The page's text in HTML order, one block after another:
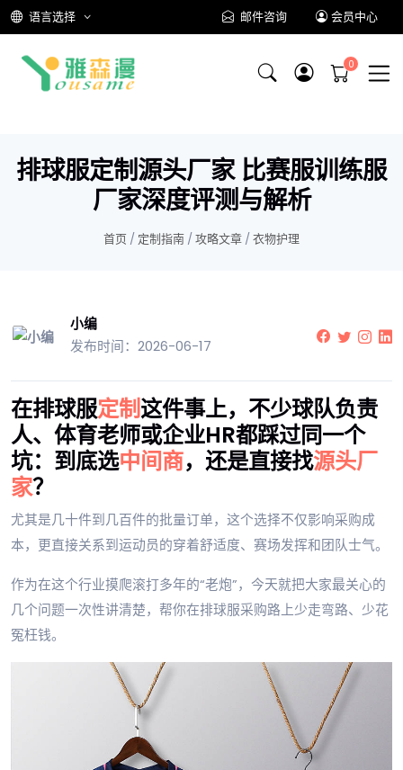
语言选择 邮件咨询 会员中心
排球服定制源头厂家 比赛服训练服
厂家深度评测与解析
首页 / 定制指南 / 攻略文章 / 衣物护理
小编
发布时间：2026-06-17
在排球服定制这件事上，不少球队负责
人、体育老师或企业HR都踩过同一个
坑：到底选中间商，还是直接找源头厂
家？
尤其是几十件到几百件的批量订单，这个选择不仅影响采购成
本，更直接关系到运动员的穿着舒适度、赛场发挥和团队士气。
作为在这个行业摸爬滚打多年的“老炮”，今天就把大家最关心的
几个问题一次性讲清楚，帮你在排球服采购路上少走弯路、少花
冤枉钱。